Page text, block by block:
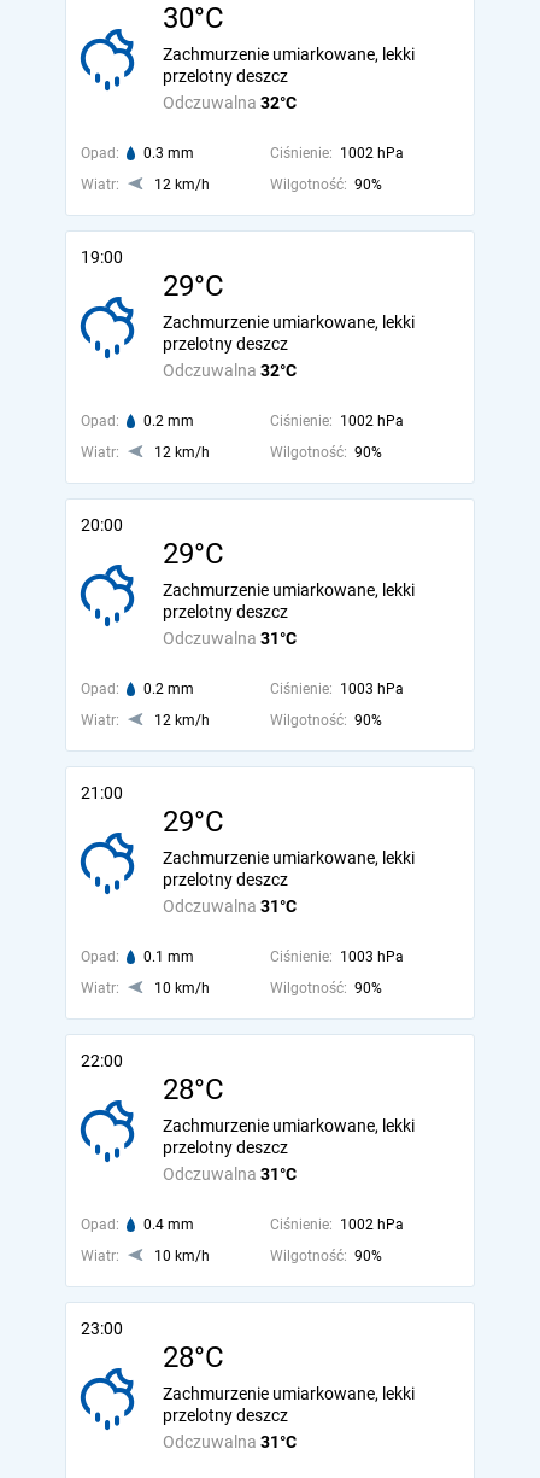
30°C
Odczuwalna 32°C
Zachmurzenie umiarkowane, lekki
przelotny deszcz
Opad: 0.3 mm Ciśnienie: 1002 hPa
Wiatr:
12 km/h Wilgotność: 90%
19:00
29°C
Odczuwalna 32°C
Zachmurzenie umiarkowane, lekki
przelotny deszcz
Opad: 0.2 mm Ciśnienie: 1002 hPa
Wiatr:
12 km/h Wilgotność: 90%
20:00
29°C
Odczuwalna 31°C
Zachmurzenie umiarkowane, lekki
przelotny deszcz
Opad: 0.2 mm Ciśnienie: 1003 hPa
Wiatr:
12 km/h Wilgotność: 90%
21:00
29°C
Odczuwalna 31°C
Zachmurzenie umiarkowane, lekki
przelotny deszcz
Opad: 0.1 mm Ciśnienie: 1003 hPa
Wiatr:
10 km/h Wilgotność: 90%
22:00
28°C
Odczuwalna 31°C
Zachmurzenie umiarkowane, lekki
przelotny deszcz
Opad: 0.4 mm Ciśnienie: 1002 hPa
Wiatr:
10 km/h Wilgotność: 90%
23:00
28°C
Odczuwalna 31°C
Zachmurzenie umiarkowane, lekki
przelotny deszcz